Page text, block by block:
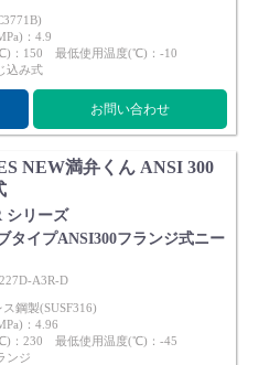
：4.9
：150 最低使用温度(℃)：-10
込み式
お問い合わせ
NEW満弁くん ANSI 300
シリーズ
タイプANSI300フランジ式ニー
A3R-D
鋼製(SUSF316)
：4.96
：230 最低使用温度(℃)：-45
ンジ